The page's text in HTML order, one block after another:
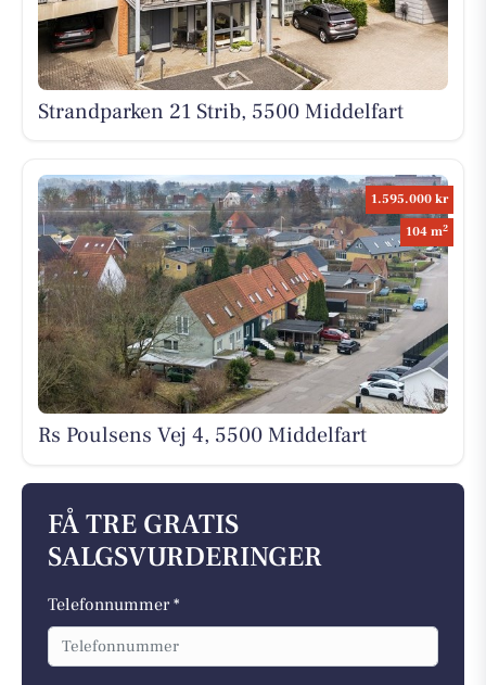
Strandparken 21 Strib, 5500 Middelfart
1.595.000 kr
104 m2
Rs Poulsens Vej 4, 5500 Middelfart
FÅ TRE GRATIS
SALGSVURDERINGER
Telefonnummer *